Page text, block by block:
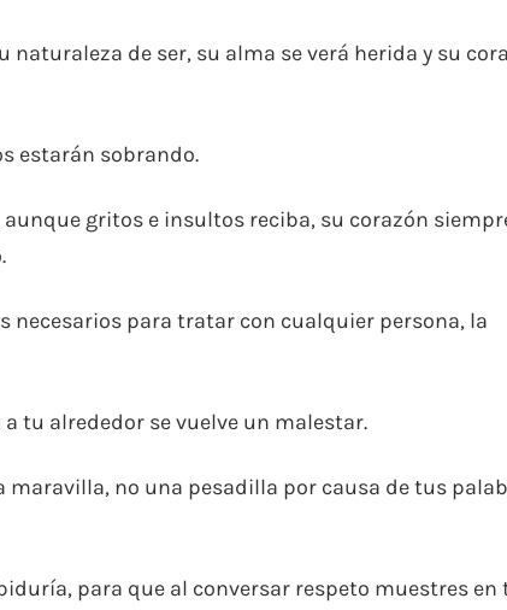
de ser, su alma se verá herida y su
estarán sobrando.
gritos e insultos reciba, su corazón
necesarios para tratar con cualquier persona, la
tu alrededor se vuelve un malestar.
maravilla, no una pesadilla por causa de tus
para que al conversar respeto muestres en